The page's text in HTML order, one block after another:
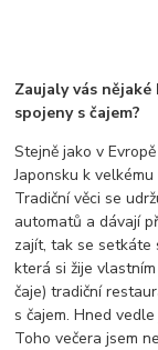
Zaujaly vás
spojeny s čajem?
Stejně jako v
Japonsku k
Tradiční věci se
automatů a dávají
zajít, tak se setkáte
která si žije
čaje) tradiční
s čajem. Hned
Toho večera jsem